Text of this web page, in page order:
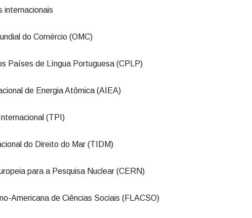
internacionais
do Comércio (OMC)
Países de Língua Portuguesa (CPLP)
de Energia Atômica (AIEA)
(TPI)
do Direito do Mar (TIDM)
para a Pesquisa Nuclear (CERN)
Americana de Ciências Sociais (FLACSO)